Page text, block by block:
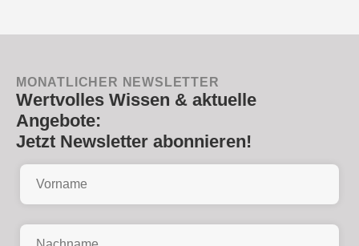
MONATLICHER NEWSLETTER
Wertvolles Wissen & aktuelle
Angebote:
Jetzt Newsletter abonnieren!